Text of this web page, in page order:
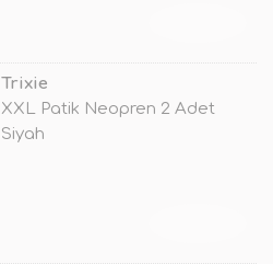
Trixie
XXL Patik Neopren 2 Adet
Siyah